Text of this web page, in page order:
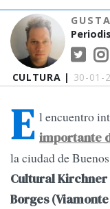
CULTURA | 30-01-
E l encuentro
importante
la ciudad de
Cultural Kirchner
Borges